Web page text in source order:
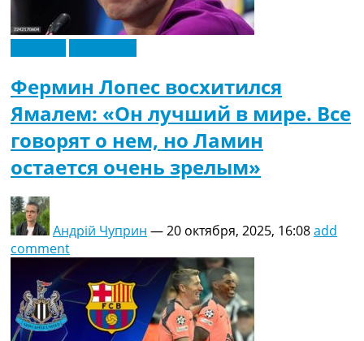
Фермин Лопес восхитился
Ямалем: «Он лучший в мире. Все
говорят о нем, но Ламин
остается очень зрелым»
Андрій Чуприн —20 октября, 2025, 16:08add
comment